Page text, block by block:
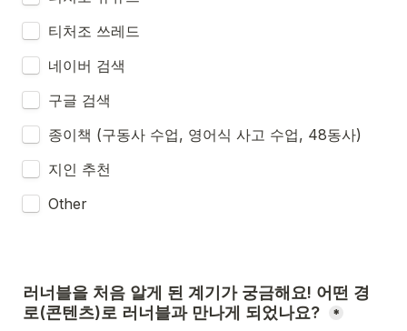
티처조 쓰레드
네이버 검색
구글 검색
종이책 (구동사 수업, 영어식 사고 수업, 48동사)
지인 추천
Other
러너블을 처음 알게 된 계기가 궁금해요! 어떤 경
*